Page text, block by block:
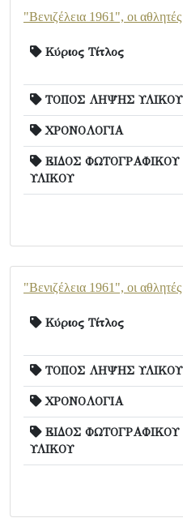
"Βενιζέλεια 1961", οι αθλητές
Κύριος Τίτλος
ΤΟΠΟΣ ΛΗΨΗΣ ΥΛΙΚΟΥ
ΧΡΟΝΟΛΟΓΙΑ
ΕΙΔΟΣ ΦΩΤΟΓΡΑΦΙΚΟΥ
ΥΛΙΚΟΥ
"Βενιζέλεια 1961", οι αθλητές
Κύριος Τίτλος
ΤΟΠΟΣ ΛΗΨΗΣ ΥΛΙΚΟΥ
ΧΡΟΝΟΛΟΓΙΑ
ΕΙΔΟΣ ΦΩΤΟΓΡΑΦΙΚΟΥ
ΥΛΙΚΟΥ